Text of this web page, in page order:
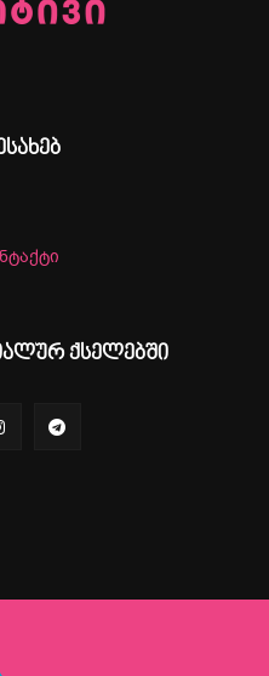
ქსელებში